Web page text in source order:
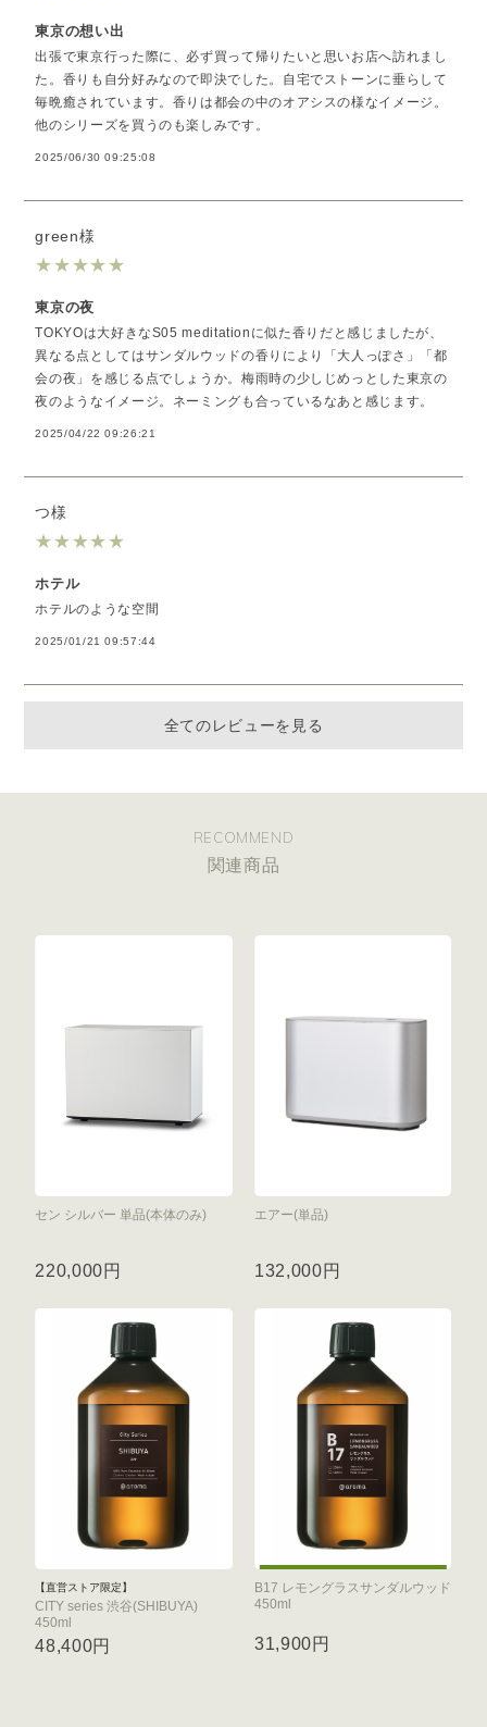
東京の想い出
出張で東京行った際に、必ず買って帰りたいと思いお店へ訪れまし
た。香りも自分好みなので即決でした。自宅でストーンに垂らして
毎晩癒されています。香りは都会の中のオアシスの様なイメージ。
他のシリーズを買うのも楽しみです。
2025/06/30 09:25:08
green様
★★★★★
東京の夜
TOKYOは大好きなS05 meditationに似た香りだと感じましたが、
異なる点としてはサンダルウッドの香りにより「大人っぽさ」「都
会の夜」を感じる点でしょうか。梅雨時の少しじめっとした東京の
夜のようなイメージ。ネーミングも合っているなあと感じます。
2025/04/22 09:26:21
つ様
★★★★★
ホテル
ホテルのような空間
2025/01/21 09:57:44
全てのレビューを見る
RECOMMEND
関連商品
セン シルバー 単品(本体のみ)
220,000円
エアー(単品)
132,000円
【直営ストア限定】
CITY series 渋谷(SHIBUYA)
450ml
48,400円
B17 レモングラスサンダルウッド
450ml
31,900円